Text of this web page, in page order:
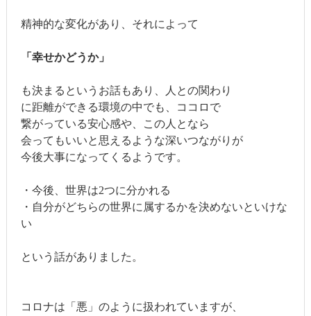
精神的な変化があり、それによって
「幸せかどうか」
も決まるというお話もあり、人との関わり
に距離ができる環境の中でも、ココロで
繋がっている安心感や、この人となら
会ってもいいと思えるような深いつながりが
今後大事になってくるようです。
・今後、世界は2つに分かれる
・自分がどちらの世界に属するかを決めないといけな
い
という話がありました。
コロナは「悪」のように扱われていますが、